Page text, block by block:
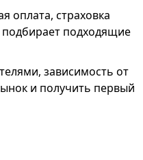
оплата, страховка
подходящие
зависимость от
и получить первый